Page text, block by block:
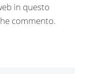
in questo
commento.